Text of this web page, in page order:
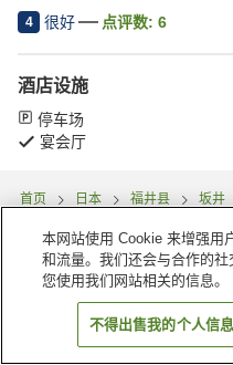
4 很好 点评数: 6
酒店设施
停车场
宴会厅
首页 日本 福井县 坂井
搜
本网站使用 Cookie 来增强用
和流量。我们还会与合作的
您使用我们网站相关的信息。
不得出售我的个人信息